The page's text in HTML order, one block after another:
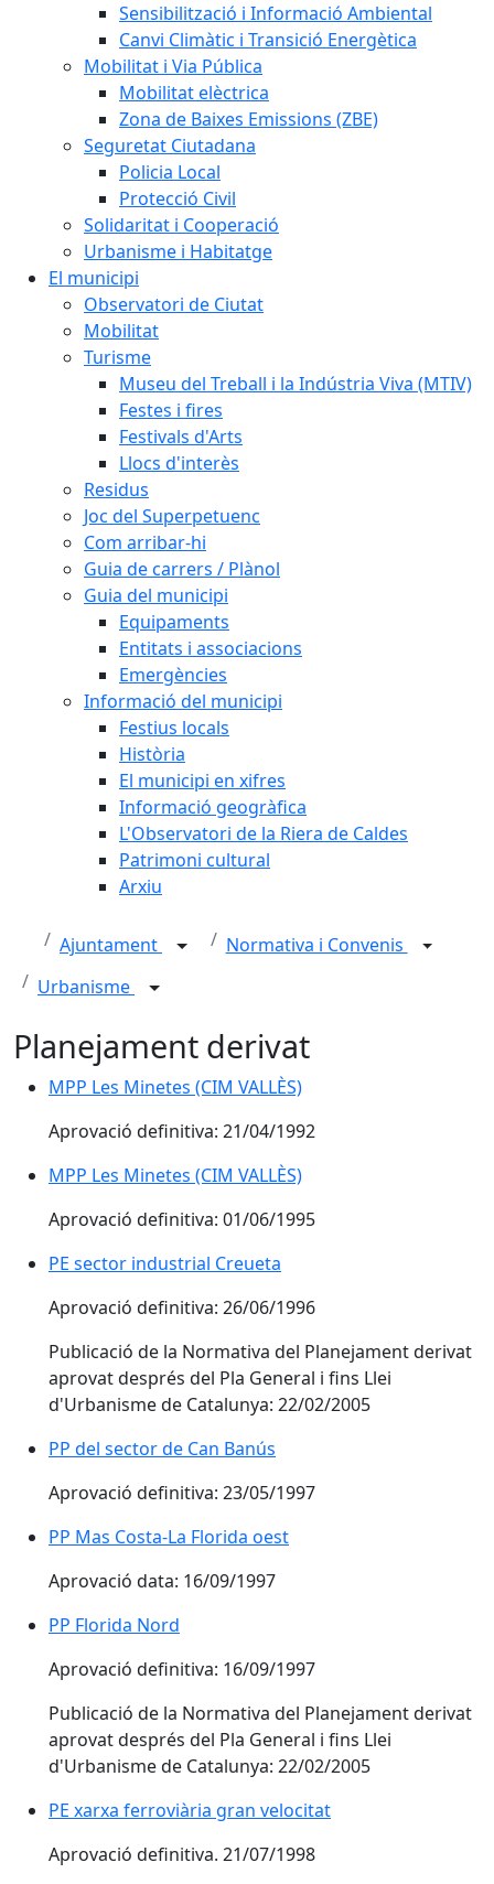
Sensibilització i Informació Ambiental
Canvi Climàtic i Transició Energètica
Mobilitat i Via Pública
Mobilitat elèctrica
Zona de Baixes Emissions (ZBE)
Seguretat Ciutadana
Policia Local
Protecció Civil
Solidaritat i Cooperació
Urbanisme i Habitatge
El municipi
Observatori de Ciutat
Mobilitat
Turisme
Museu del Treball i la Indústria Viva (MTIV)
Festes i fires
Festivals d'Arts
Llocs d'interès
Residus
Joc del Superpetuenc
Com arribar-hi
Guia de carrers / Plànol
Guia del municipi
Equipaments
Entitats i associacions
Emergències
Informació del municipi
Festius locals
Història
El municipi en xifres
Informació geogràfica
L'Observatori de la Riera de Caldes
Patrimoni cultural
Arxiu
Ajuntament
Normativa i Convenis
Urbanisme
Planejament derivat
MPP Les Minetes (CIM VALLÈS)
Aprovació definitiva: 21/04/1992
MPP Les Minetes (CIM VALLÈS)
Aprovació definitiva: 01/06/1995
PE sector industrial Creueta
Aprovació definitiva: 26/06/1996
Publicació de la Normativa del Planejament derivat
aprovat després del Pla General i fins Llei
d'Urbanisme de Catalunya: 22/02/2005
PP del sector de Can Banús
Aprovació definitiva: 23/05/1997
PP Mas Costa-La Florida oest
Aprovació data: 16/09/1997
PP Florida Nord
Aprovació definitiva: 16/09/1997
Publicació de la Normativa del Planejament derivat
aprovat després del Pla General i fins Llei
d'Urbanisme de Catalunya: 22/02/2005
PE xarxa ferroviària gran velocitat
Aprovació definitiva. 21/07/1998